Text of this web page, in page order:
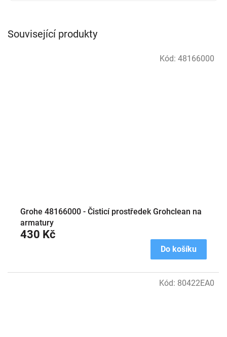
Související produkty
Grohe 48166000 - Čisticí prostředek Grohclean na
armatury
430 Kč
Do košíku
Kód: 48166000
Kód: 80422EA0